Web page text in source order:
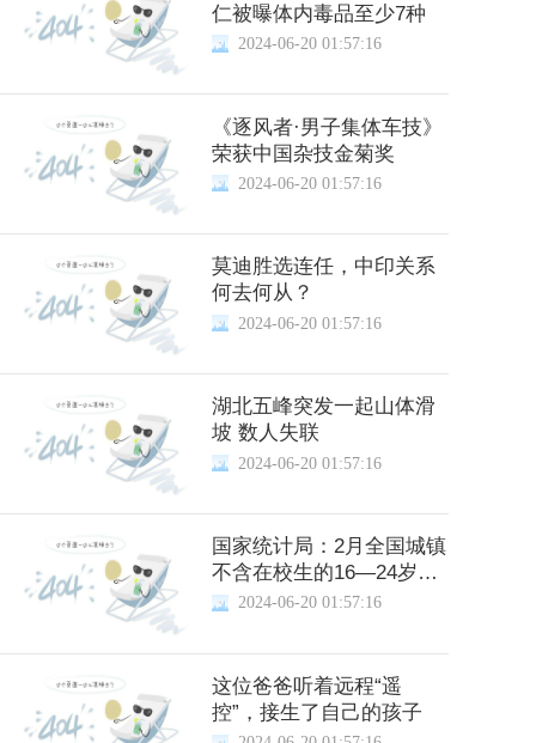
仁被曝体内毒品至少7种
2024-06-20 01:57:16
《逐风者·男子集体车技》
荣获中国杂技金菊奖
2024-06-20 01:57:16
莫迪胜选连任，中印关系
何去何从？
2024-06-20 01:57:16
湖北五峰突发一起山体滑
坡 数人失联
2024-06-20 01:57:16
国家统计局：2月全国城镇
不含在校生的16—24岁劳
动力失业率为15.3%
2024-06-20 01:57:16
这位爸爸听着远程“遥
控”，接生了自己的孩子